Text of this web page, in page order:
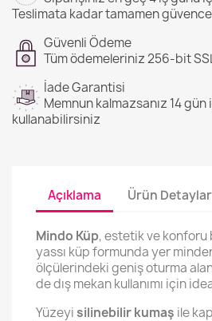
Teslimata kadar tamamen
Güvenli Ödeme
Tüm ödemeleriniz 256-bit
İade Garantisi
Memnun kalmazsanız 14 gün
kullanabilirsiniz
Açıklama Ürün
Mindo Küp, estetik ve konforu
yassı küp formunda yer
ölçülerindeki geniş oturma
de dış mekan kullanımı için
Yüzeyisilinebilir kumaş ile